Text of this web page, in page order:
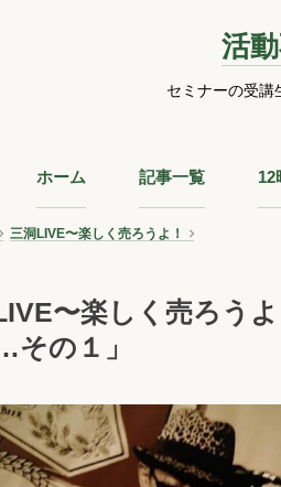
活
セミナーの受講
ホーム 記事一覧 12
三洞LIVE〜楽しく売ろうよ！
〜楽しく売ろう
の１」